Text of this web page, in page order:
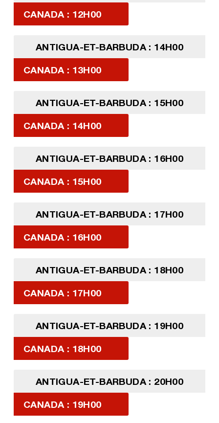
CANADA : 12H00
ANTIGUA-ET-BARBUDA : 14H00
CANADA : 13H00
ANTIGUA-ET-BARBUDA : 15H00
CANADA : 14H00
ANTIGUA-ET-BARBUDA : 16H00
CANADA : 15H00
ANTIGUA-ET-BARBUDA : 17H00
CANADA : 16H00
ANTIGUA-ET-BARBUDA : 18H00
CANADA : 17H00
ANTIGUA-ET-BARBUDA : 19H00
CANADA : 18H00
ANTIGUA-ET-BARBUDA : 20H00
CANADA : 19H00